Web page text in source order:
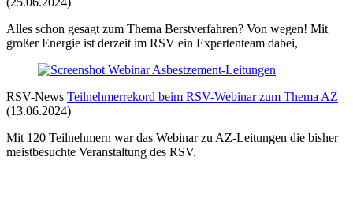
Alles schon gesagt zum Thema Berstverfahren? Von wegen! Mit
großer Energie ist derzeit im RSV ein Expertenteam dabei,
RSV-News Teilnehmerrekord beim RSV-Webinar zum Thema AZ
(13.06.2024)
Mit 120 Teilnehmern war das Webinar zu AZ-Leitungen die bisher
meistbesuchte Veranstaltung des RSV.